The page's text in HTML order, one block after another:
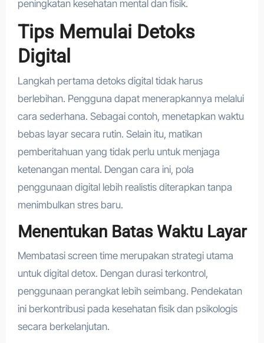
peningkatan kesehatan mental dan fisik.
Tips Memulai Detoks
Digital
Langkah pertama detoks digital tidak harus
berlebihan. Pengguna dapat menerapkannya melalui
cara sederhana. Sebagai contoh, menetapkan waktu
bebas layar secara rutin. Selain itu, matikan
pemberitahuan yang tidak perlu untuk menjaga
ketenangan mental. Dengan cara ini, pola
penggunaan digital lebih realistis diterapkan tanpa
menimbulkan stres baru.
Menentukan Batas Waktu Layar
Membatasi screen time merupakan strategi utama
untuk digital detox. Dengan durasi terkontrol,
penggunaan perangkat lebih seimbang. Pendekatan
ini berkontribusi pada kesehatan fisik dan psikologis
secara berkelanjutan.